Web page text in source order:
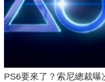
PS6要來了？索尼總裁